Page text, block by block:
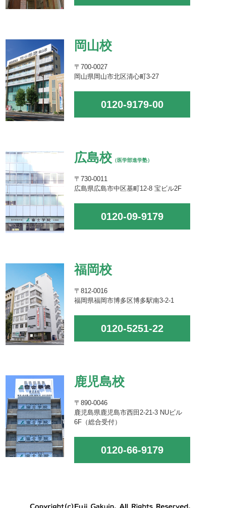
岡山校
〒700-0027
岡山県岡山市北区清心町3-27
0120-9179-00
広島校 （医学部進学塾）
〒730-0011
広島県広島市中区基町12-8 宝ビル2F
0120-09-9179
福岡校
〒812-0016
福岡県福岡市博多区博多駅南3-2-1
0120-5251-22
鹿児島校
〒890-0046
鹿児島県鹿児島市西田2-21-3 NUビル
6F（総合受付）
0120-66-9179